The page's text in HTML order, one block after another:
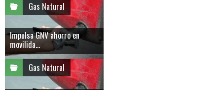
Gas Natural
Impulsa GNV ahorro en
movilida...
Gas Natural